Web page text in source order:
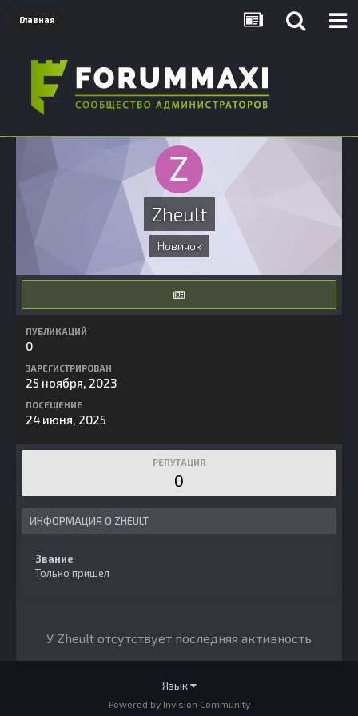
Главная
Zheult
Новичок
ПУБЛИКАЦИЙ
0
ЗАРЕГИСТРИРОВАН
25 ноября, 2023
ПОСЕЩЕНИЕ
24 июня, 2025
РЕПУТАЦИЯ
0
ИНФОРМАЦИЯ О ZHEULT
Звание
Только пришел
У Zheult отсутствует последняя активность
Язык
Powered by Invision Community